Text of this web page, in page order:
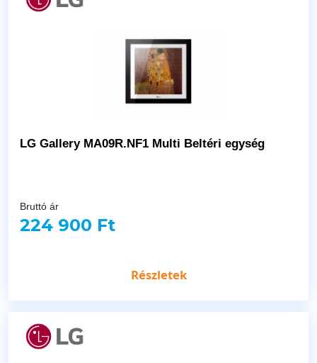
LG Gallery MA09R.NF1 Multi Beltéri egység
Bruttó ár
224 900 Ft
Részletek